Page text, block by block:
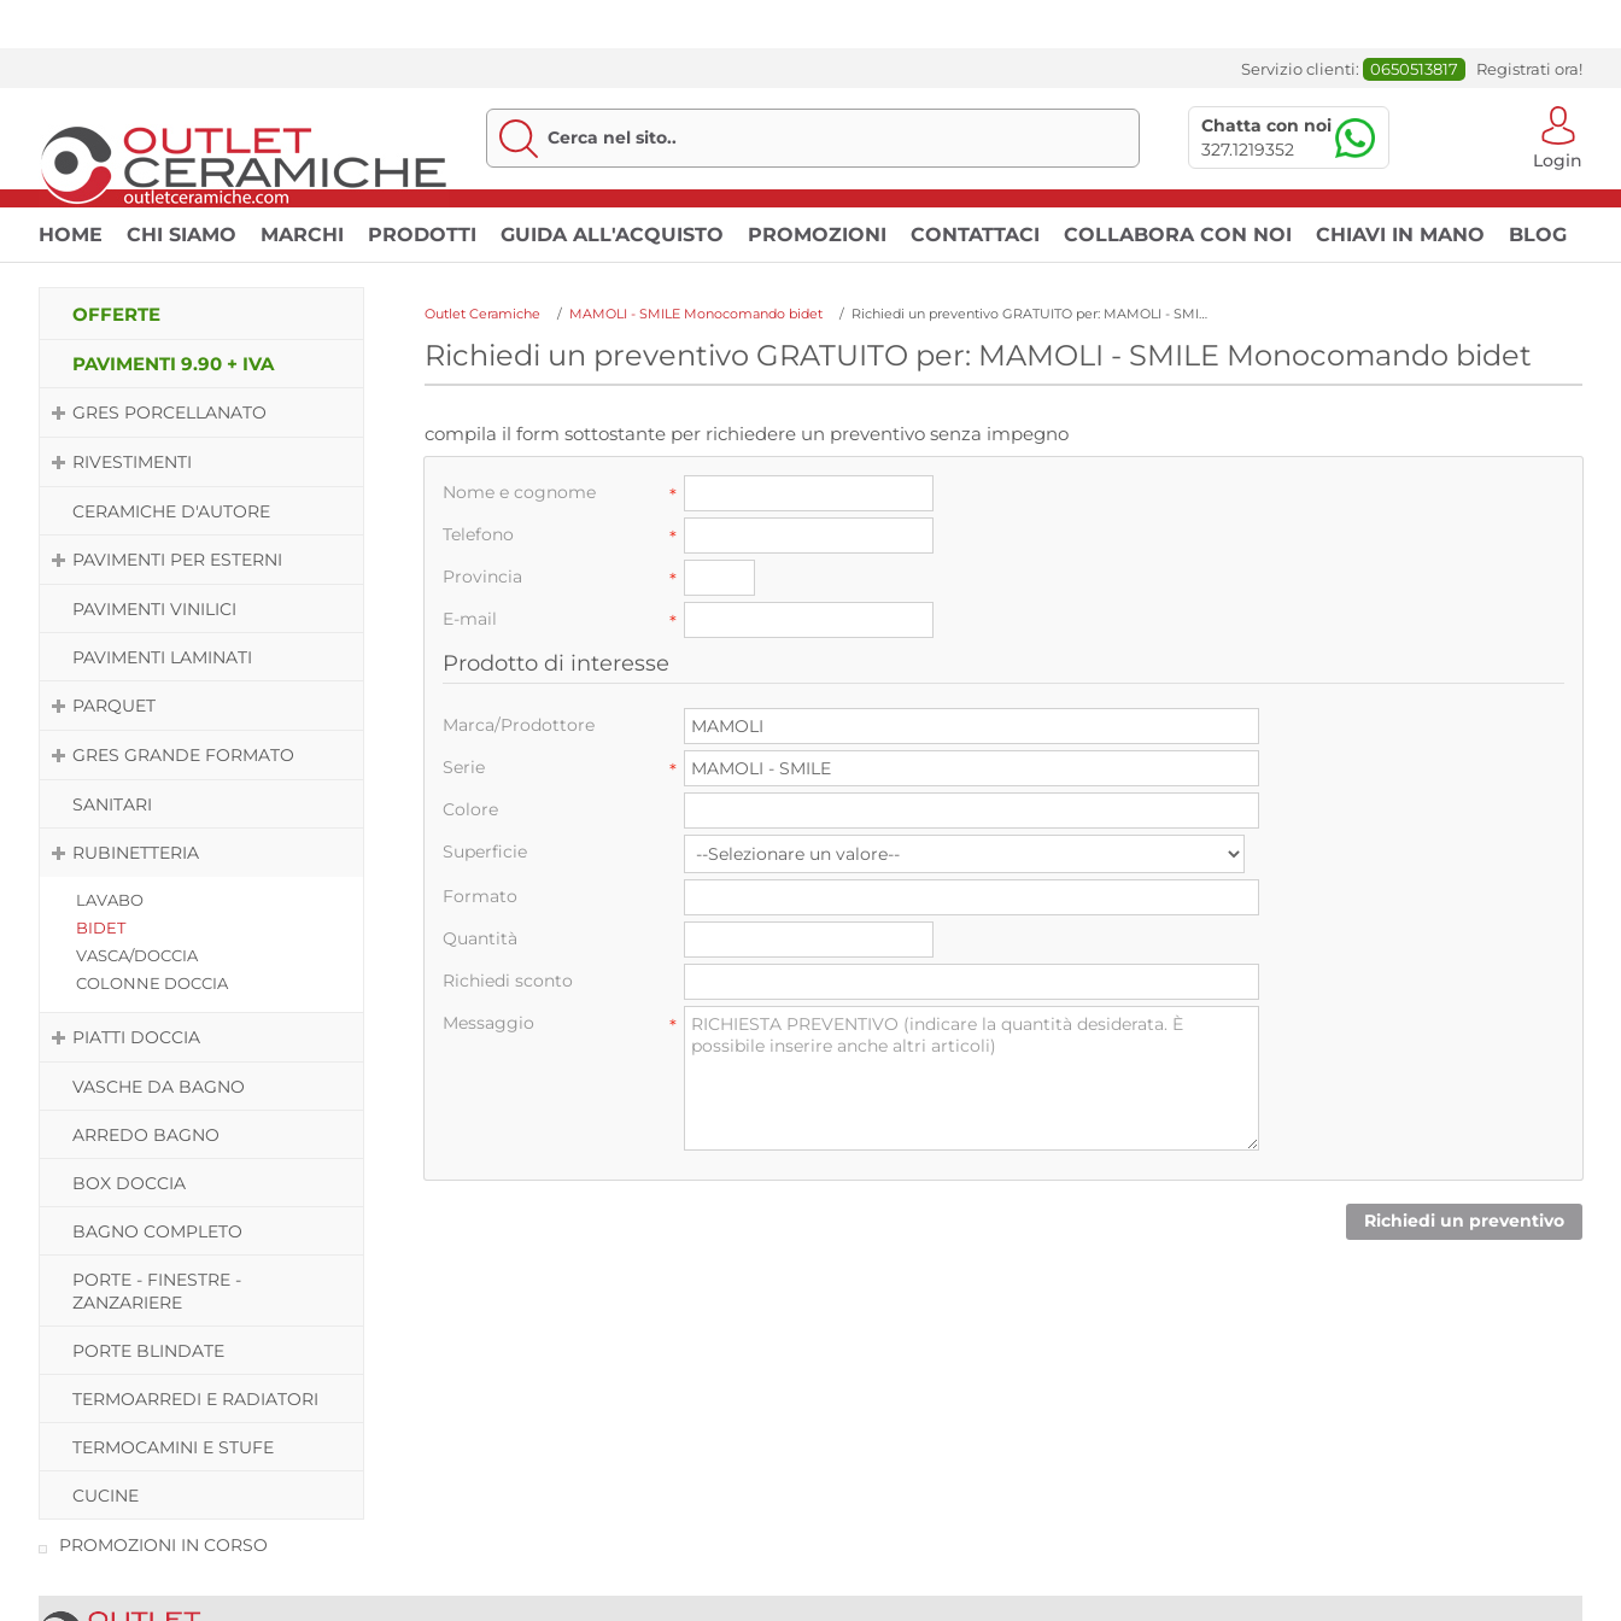
Servizio clienti: 0650513817 Registrati ora!
Chatta con noi
327.1219352
Login
HOME CHI SIAMO MARCHI PRODOTTI GUIDA ALL'ACQUISTO PROMOZIONI CONTATTACI COLLABORA CON NOI CHIAVI IN MANO BLOG
OFFERTE
PAVIMENTI 9.90 + IVA
GRES PORCELLANATO
RIVESTIMENTI
CERAMICHE D'AUTORE
PAVIMENTI PER ESTERNI
PAVIMENTI VINILICI
PAVIMENTI LAMINATI
PARQUET
GRES GRANDE FORMATO
SANITARI
RUBINETTERIA
LAVABO
BIDET
VASCA/DOCCIA
COLONNE DOCCIA
PIATTI DOCCIA
VASCHE DA BAGNO
ARREDO BAGNO
BOX DOCCIA
BAGNO COMPLETO
PORTE - FINESTRE -
ZANZARIERE
PORTE BLINDATE
TERMOARREDI E RADIATORI
TERMOCAMINI E STUFE
CUCINE
PROMOZIONI IN CORSO
Outlet Ceramiche / MAMOLI - SMILE Monocomando bidet / Richiedi un preventivo GRATUITO per: MAMOLI - SMILE Monocomando bidet
Richiedi un preventivo GRATUITO per: MAMOLI - SMILE Monocomando bidet
compila il form sottostante per richiedere un preventivo senza impegno
Nome e cognome *
Telefono *
Provincia *
E-mail *
Prodotto di interesse
Marca/Prodottore
Serie
*
Colore
Superficie
Formato
Quantità
Richiedi sconto
Messaggio
*